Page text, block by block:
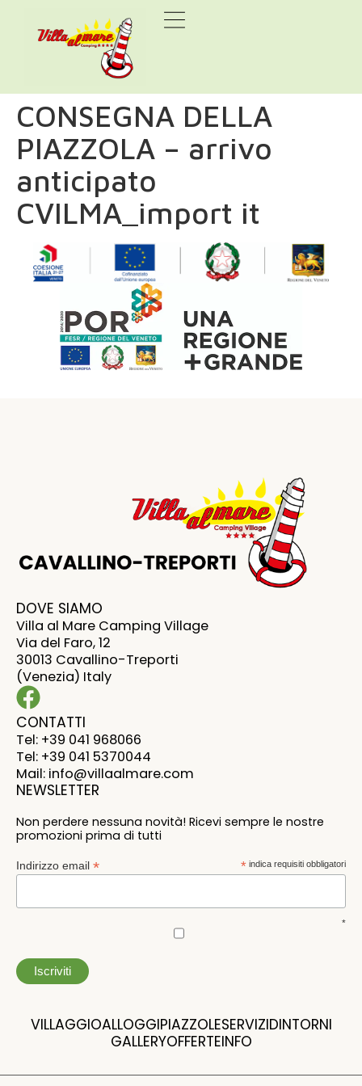
CONSEGNA DELLA
PIAZZOLA – arrivo
anticipato
CVILMA_import it
DOVE SIAMO
Villa al Mare Camping Village
Via del Faro, 12
30013 Cavallino-Treporti
(Venezia) Italy
CONTATTI
Tel: +39 041 968066
Tel: +39 041 5370044
Mail: info@villaalmare.com
NEWSLETTER
Non perdere nessuna novità! Ricevi sempre le nostre
promozioni prima di tutti
* indica requisiti obbligatori
Indirizzo email *
*
VILLAGGIOALLOGGIPIAZZOLESERVIZIDINTORNI
GALLERYOFFERTEINFO